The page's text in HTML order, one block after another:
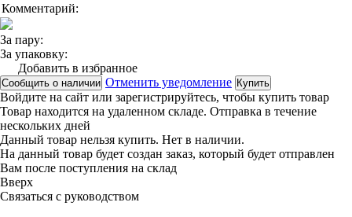
Комментарий:
За пару:
За упаковку:
Добавить в избранное
Сообщить о наличии Отменить уведомление Купить
Войдите на сайт или зарегистрируйтесь, чтобы купить товар
Товар находится на удаленном складе. Отправка в течение
нескольких дней
Данный товар нельзя купить. Нет в наличии.
На данный товар будет создан заказ, который будет отправлен
Вам после поступления на склад
Вверx
Связаться с руководством